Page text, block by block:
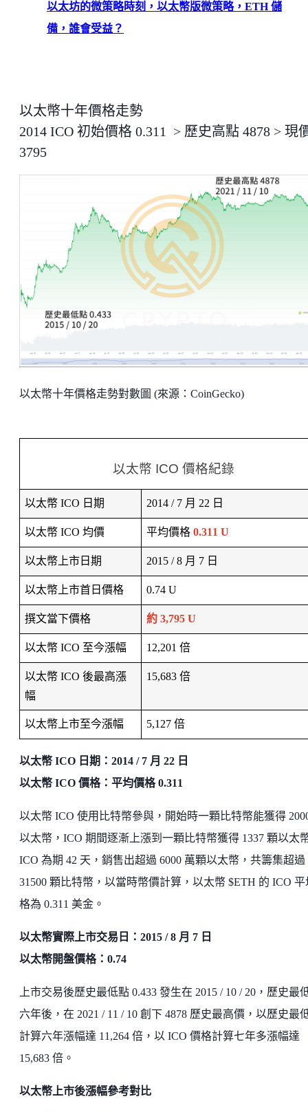
以太坊的微策略時刻，以太幣版微策略，ETH 儲
備，誰會受益？
以太幣十年價格走勢
2014 ICO 初始價格 0.311 > 歷史高點 4878 > 現
3795
以太幣十年價格走勢對數圖 (來源：CoinGecko)
以太幣 ICO 價格紀錄
以太幣 ICO 日期 2014 / 7 月 22 日
以太幣 ICO 均價 平均價格 0.311 U
以太幣上市日期 2015 / 8 月 7 日
以太幣上市首日價格 0.74 U
撰文當下價格 約 3,795 U
以太幣 ICO 至今漲幅 12,201 倍
以太幣 ICO 後最高漲
幅
15,683 倍
以太幣上市至今漲幅 5,127 倍
以太幣 ICO 日期：2014 / 7 月 22 日
以太幣 ICO 價格：平均價格 0.311
以太幣 ICO 使用比特幣參與，開始時一顆比特幣能獲得
以太幣，ICO 期間逐漸上漲到一顆比特幣獲得 1337 顆以太
ICO 為期 42 天，銷售出超過 6000 萬顆以太幣，共籌集超過
31500 顆比特幣，以當時幣價計算，以太幣 $ETH 的 ICO 平
格為 0.311 美金。
以太幣實際上市交易日：2015 / 8 月 7 日
以太幣開盤價格：0.74
上市交易後歷史最低點 0.433 發生在 2015 / 10 / 20，歷史最
六年後，在 2021 / 11 / 10 創下 4878 歷史最高價，以歷史最
計算六年漲幅達 11,264 倍，以 ICO 價格計算七年多漲幅達
15,683 倍。
以太幣上市後漲幅參考對比